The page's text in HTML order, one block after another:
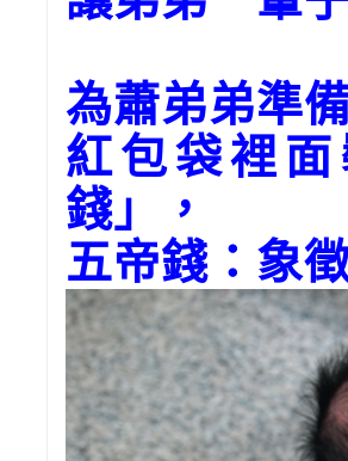
為蕭弟弟準
紅包袋裡
錢」，
五帝錢：象